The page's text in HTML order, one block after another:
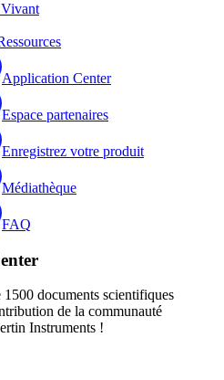
Vivant
Application Center
Espace partenaires
Enregistrez votre produit
Médiathèque
FAQ
documents scientifiques
de la communauté
Instruments !